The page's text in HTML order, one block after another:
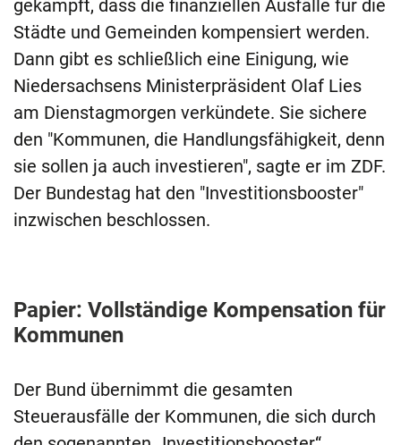
gekämpft, dass die finanziellen Ausfälle für die
Städte und Gemeinden kompensiert werden.
Dann gibt es schließlich eine Einigung, wie
Niedersachsens Ministerpräsident Olaf Lies
am Dienstagmorgen verkündete. Sie sichere
den "Kommunen, die Handlungsfähigkeit, denn
sie sollen ja auch investieren", sagte er im ZDF.
Der Bundestag hat den "Investitionsbooster"
inzwischen beschlossen.
Papier: Vollständige Kompensation für
Kommunen
Der Bund übernimmt die gesamten
Steuerausfälle der Kommunen, die sich durch